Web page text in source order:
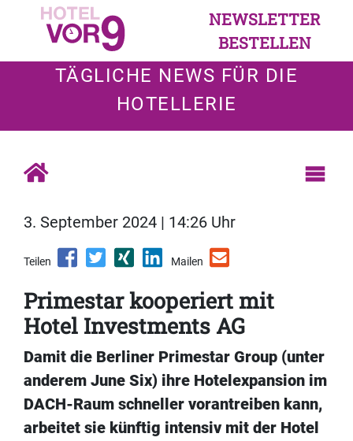
NEWSLETTER
BESTELLEN
TÄGLICHE NEWS FÜR DIE
HOTELLERIE
3. September 2024 | 14:26 Uhr
Teilen Mailen
Primestar kooperiert mit
Hotel Investments AG
Damit die Berliner Primestar Group (unter
anderem June Six) ihre Hotelexpansion im
DACH-Raum schneller vorantreiben kann,
arbeitet sie künftig intensiv mit der Hotel